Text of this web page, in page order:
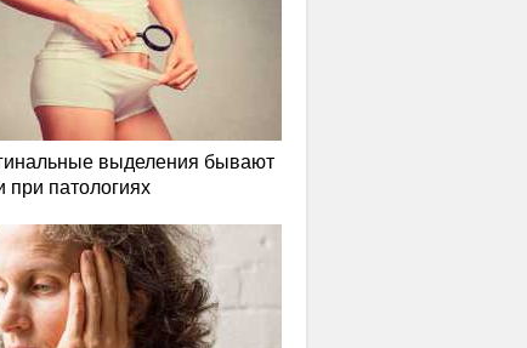
выделения бывают
при патологиях